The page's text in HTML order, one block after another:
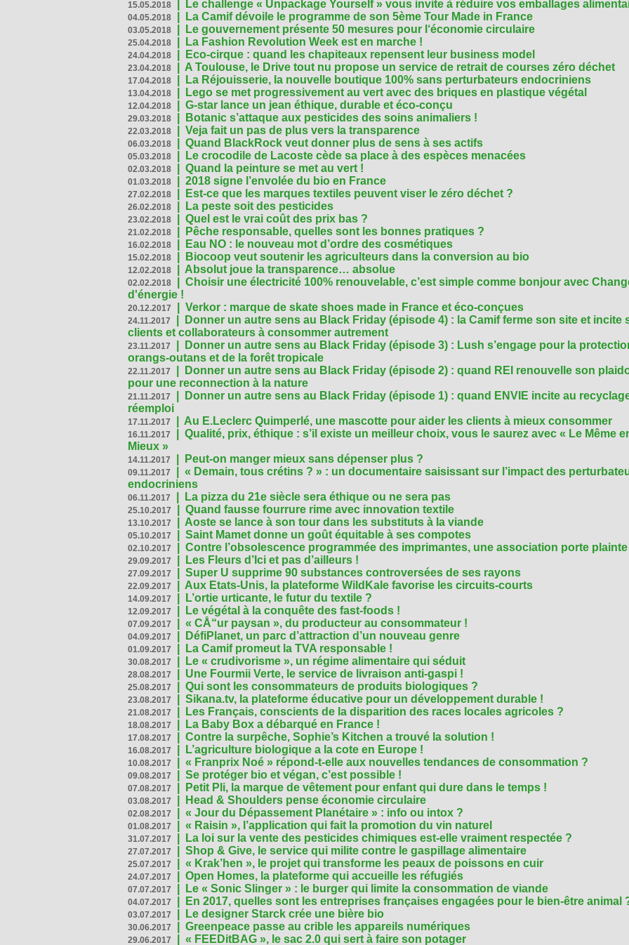
15.05.2018 Le challenge « Unpackage Yourself » vous invite à réduire vos emballages
04.05.2018 La Camif dévoile le programme de son 5ème Tour Made in France
03.05.2018 Le gouvernement présente 50 mesures pour l‘économie circulaire
25.04.2018 La Fashion Revolution Week est en marche !
24.04.2018 Eco-cirque : quand les chapiteaux repensent leur business model
23.04.2018 A Toulouse, le Drive tout nu propose un service de retrait de courses zéro déchet
17.04.2018 La Réjouisserie, la nouvelle boutique 100% sans perturbateurs endocriniens
13.04.2018 Lego se met progressivement au vert avec des briques en plastique végétal
12.04.2018 G-star lance un jean éthique, durable et éco-conçu
29.03.2018 Botanic s’attaque aux pesticides des soins animaliers !
22.03.2018 Veja fait un pas de plus vers la transparence
06.03.2018 Quand BlackRock veut donner plus de sens à ses actifs
05.03.2018 Le crocodile de Lacoste cède sa place à des espèces menacées
02.03.2018 Quand la peinture se met au vert !
01.03.2018 2018 signe l’envolée du bio en France
27.02.2018 Est-ce que les marques textiles peuvent viser le zéro déchet ?
26.02.2018 La peste soit des pesticides
23.02.2018 Quel est le vrai coût des prix bas ?
21.02.2018 Pêche responsable, quelles sont les bonnes pratiques ?
16.02.2018 Eau NO : le nouveau mot d’ordre des cosmétiques
15.02.2018 Biocoop veut soutenir les agriculteurs dans la conversion au bio
12.02.2018 Absolut joue la transparence… absolue
02.02.2018
Choisir une électricité 100% renouvelable, c’est simple comme bonjour avec
d'énergie !
20.12.2017 Verkor : marque de skate shoes made in France et éco-conçues
24.11.2017
Donner un autre sens au Black Friday (épisode 4) : la Camif ferme son site et incite
clients et collaborateurs à consommer autrement
23.11.2017
Donner un autre sens au Black Friday (épisode 3) : Lush s’engage pour la
orangs-outans et de la forêt tropicale
22.11.2017
Donner un autre sens au Black Friday (épisode 2) : quand REI renouvelle son
pour une reconnection à la nature
21.11.2017
Donner un autre sens au Black Friday (épisode 1) : quand ENVIE incite au
réemploi
17.11.2017 Au E.Leclerc Quimperlé, une mascotte pour aider les clients à mieux consommer
16.11.2017
Qualité, prix, éthique : s’il existe un meilleur choix, vous le saurez avec « Le Même
Mieux »
14.11.2017 Peut-on manger mieux sans dépenser plus ?
09.11.2017
« Demain, tous crétins ? » : un documentaire saisissant sur l’impact des
endocriniens
06.11.2017 La pizza du 21e siècle sera éthique ou ne sera pas
25.10.2017 Quand fausse fourrure rime avec innovation textile
13.10.2017 Aoste se lance à son tour dans les substituts à la viande
05.10.2017 Saint Mamet donne un goût équitable à ses compotes
02.10.2017 Contre l’obsolescence programmée des imprimantes, une association porte plainte
29.09.2017 Les Fleurs d’Ici et pas d’ailleurs !
27.09.2017 Super U supprime 90 substances controversées de ses rayons
22.09.2017 Aux Etats-Unis, la plateforme WildKale favorise les circuits-courts
14.09.2017 L’ortie urticante, le futur du textile ?
12.09.2017 Le végétal à la conquête des fast-foods !
07.09.2017 « CÅ“ur paysan », du producteur au consommateur !
04.09.2017 DéfiPlanet, un parc d’attraction d’un nouveau genre
01.09.2017 La Camif promeut la TVA responsable !
30.08.2017 Le « crudivorisme », un régime alimentaire qui séduit
28.08.2017 Une Fourmii Verte, le service de livraison anti-gaspi !
25.08.2017 Qui sont les consommateurs de produits biologiques ?
23.08.2017 Sikana.tv, la plateforme éducative pour un développement durable !
21.08.2017 Les Français, conscients de la disparition des races locales agricoles ?
18.08.2017 La Baby Box a débarqué en France !
17.08.2017 Contre la surpêche, Sophie’s Kitchen a trouvé la solution !
16.08.2017 L’agriculture biologique a la cote en Europe !
10.08.2017 « Franprix Noé » répond-t-elle aux nouvelles tendances de consommation ?
09.08.2017 Se protéger bio et végan, c’est possible !
07.08.2017 Petit Pli, la marque de vêtement pour enfant qui dure dans le temps !
03.08.2017 Head & Shoulders pense économie circulaire
02.08.2017 « Jour du Dépassement Planétaire » : info ou intox ?
01.08.2017 « Raisin », l’application qui fait la promotion du vin naturel
31.07.2017 La loi sur la vente des pesticides chimiques est-elle vraiment respectée ?
27.07.2017 Shop & Give, le service qui milite contre le gaspillage alimentaire
25.07.2017 « Krak’hen », le projet qui transforme les peaux de poissons en cuir
24.07.2017 Open Homes, la plateforme qui accueille les réfugiés
07.07.2017 Le « Sonic Slinger » : le burger qui limite la consommation de viande
04.07.2017 En 2017, quelles sont les entreprises françaises engagées pour le bien-être animal
03.07.2017 Le designer Starck crée une bière bio
30.06.2017 Greenpeace passe au crible les appareils numériques
29.06.2017 « FEEDitBAG », le sac 2.0 qui sert à faire son potager